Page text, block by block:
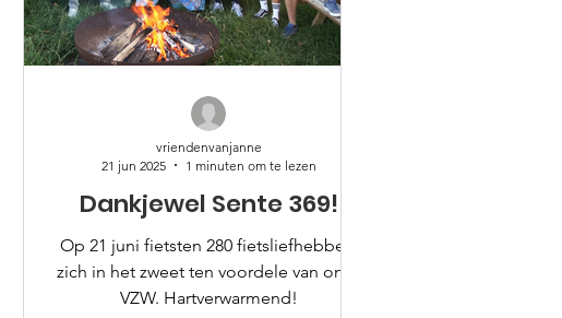
Dankjewel Sente 369!
Op 21 juni fietsten 280 fietsliefhebbers
zich in het zweet ten voordele van onze
VZW. Hartverwarmend!
vriendenvanjanne
21 jun 2025
1 minuten om te lezen